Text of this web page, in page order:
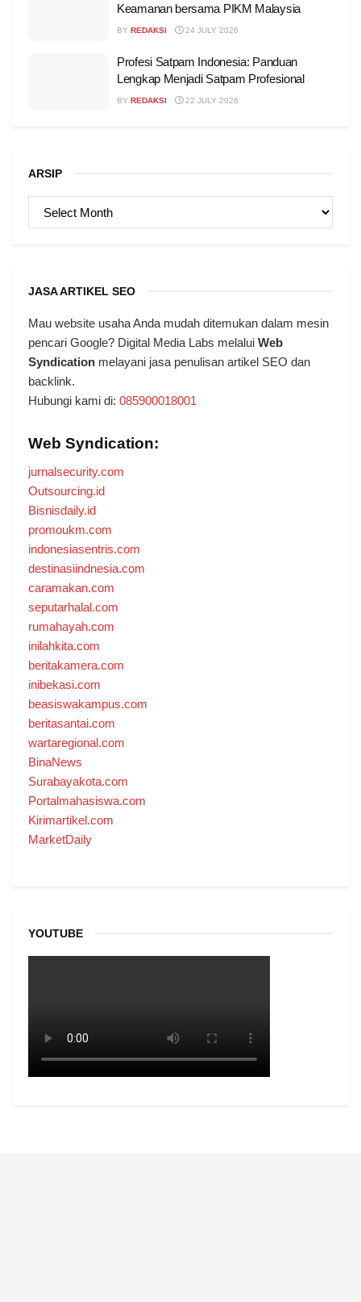
Keamanan bersama PIKM Malaysia
BY REDAKSI 24 JULY 2026
Profesi Satpam Indonesia: Panduan
Lengkap Menjadi Satpam Profesional
BY REDAKSI 22 JULY 2026
ARSIP
JASA ARTIKEL SEO
Mau website usaha Anda mudah ditemukan dalam mesin
pencari Google? Digital Media Labs melalui Web
Syndication melayani jasa penulisan artikel SEO dan
backlink.
Hubungi kami di: 085900018001
Web Syndication:
jurnalsecurity.com
Outsourcing.id
Bisnisdaily.id
promoukm.com
indonesiasentris.com
destinasiindnesia.com
caramakan.com
seputarhalal.com
rumahayah.com
inilahkita.com
beritakamera.com
inibekasi.com
beasiswakampus.com
beritasantai.com
wartaregional.com
BinaNews
Surabayakota.com
Portalmahasiswa.com
Kirimartikel.com
MarketDaily
YOUTUBE